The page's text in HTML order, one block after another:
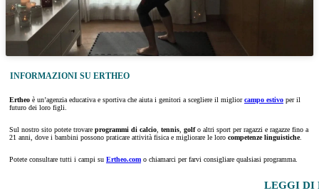
INFORMAZIONI SU ERTHEO
Ertheo è un’agenzia educativa e sportiva che aiuta i genitori a scegliere il migliorcampo estivo per il
futuro dei loro figli.
Sul nostro sito potete trovare programmi di calcio, tennis, golfo altri sport per ragazzi e ragazze fino a
21 anni, dove i bambini possono praticare attività fisica e migliorare le loro competenze linguistiche.
Potete consultare tutti i campi su Ertheo.com o chiamarci per farvi consigliare qualsiasi programma.
LEGGI DI